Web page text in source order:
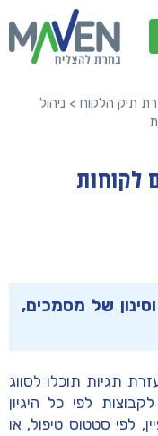
תיק הלקוח> ניהול
לקוחות
של מסמכים,
תגיות תוכלו לסווג
לקבוצות לפי כל היגיון
לפי סטטוס טיפול, או